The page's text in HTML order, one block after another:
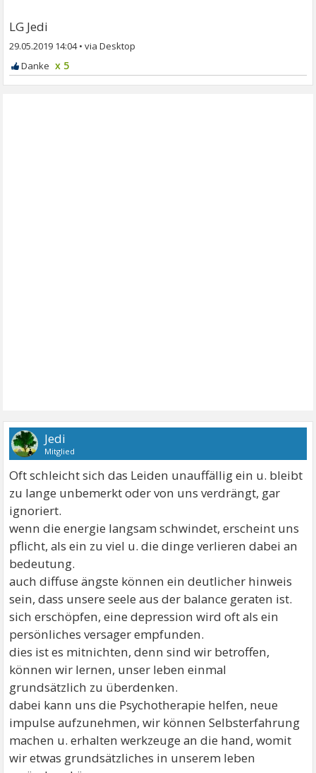
LG Jedi
29.05.2019 14:04•
x 5
Jedi
Mitglied
Oft schleicht sich das Leiden unauffällig ein u. bleibt
zu lange unbemerkt oder von uns verdrängt, gar
ignoriert.
wenn die energie langsam schwindet, erscheint uns
pflicht, als ein zu viel u. die dinge verlieren dabei an
bedeutung.
auch diffuse ängste können ein deutlicher hinweis
sein, dass unsere seele aus der balance geraten ist.
sich erschöpfen, eine depression wird oft als ein
persönliches versager empfunden.
dies ist es mitnichten, denn sind wir betroffen,
können wir lernen, unser leben einmal
grundsätzlich zu überdenken.
dabei kann uns die Psychotherapie helfen, neue
impulse aufzunehmen, wir können Selbsterfahrung
machen u. erhalten werkzeuge an die hand, womit
wir etwas grundsätzliches in unserem leben